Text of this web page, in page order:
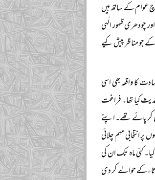
عوام کے ساتھ ہیں
چودھری ظہور الٰہی
جو مناظر پیش کیے
کا واقعہ بھی اسی
کیا تھا۔ فراغت
لیے ۲۵ سال کی عمر کی حد بمشکل پوری کر پائے تھے۔ اپنے
مہم چلائی
کئی ماہ تک ان کی
ورثاء کے حوالے کر دی